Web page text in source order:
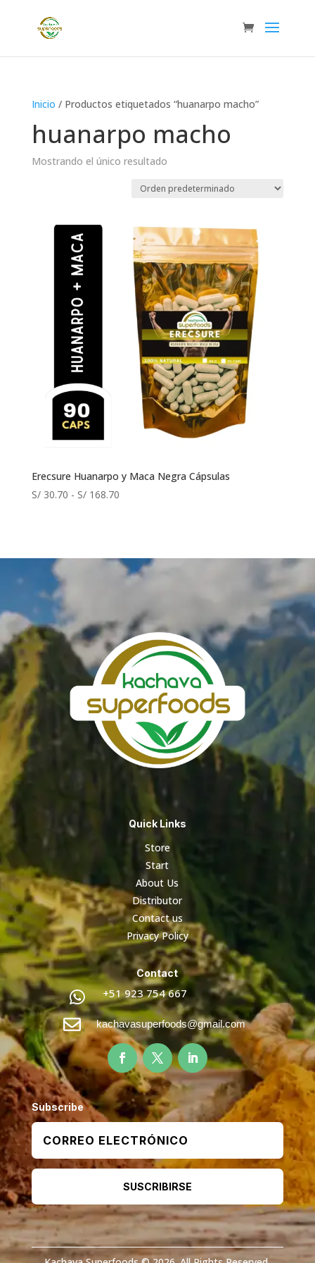
Inicio / Productos etiquetados “huanarpo macho”
huanarpo macho
Mostrando el único resultado
Erecsure Huanarpo y Maca Negra Cápsulas
S/30.70 - S/168.70Rango
S/ 30.70
hasta
Quick Links
Store
Start
About Us
Distributor
Contact us
Privacy Policy
Contact
 +51 923 754 667
 kachavasuperfoods@gmail.com
Subscribe
SUSCRIBIRSE